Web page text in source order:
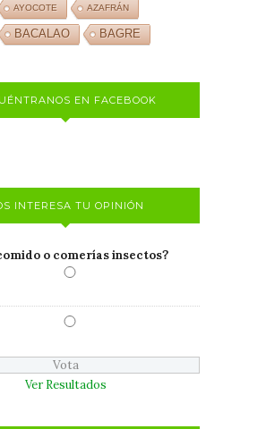
AYOCOTE AZAFRÁN
BACALAO BAGRE
EN FACEBOOK
INTERESA TU OPINIÓN
o comerías insectos?
Ver Resultados